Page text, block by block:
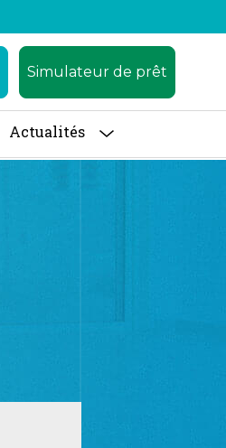
Simulateur de prêt
Actualités